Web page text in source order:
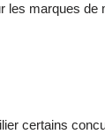
les marques
certains